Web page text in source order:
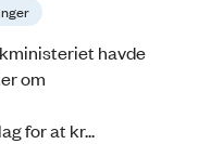
havde
om
for at kr...